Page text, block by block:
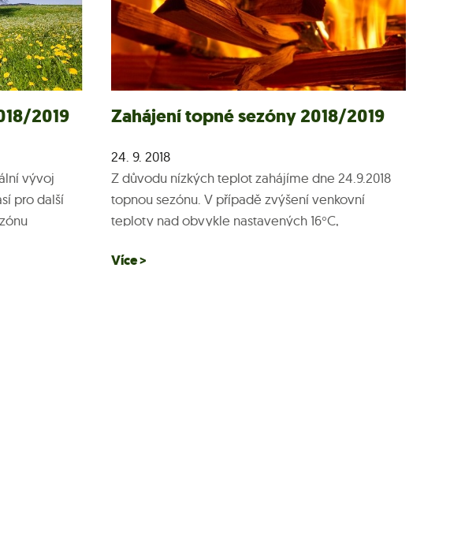
2019
vývoj
pro další
Zahájení topné sezóny 2018/2019
24. 9. 2018
Z důvodu nízkých teplot zahájíme dne 24.9.2018
topnou sezónu. V případě zvýšení venkovní
teploty nad obvykle nastavených 16°C,
jakékoliv dotazy kontaktujte dispečink 734 645...
Více >